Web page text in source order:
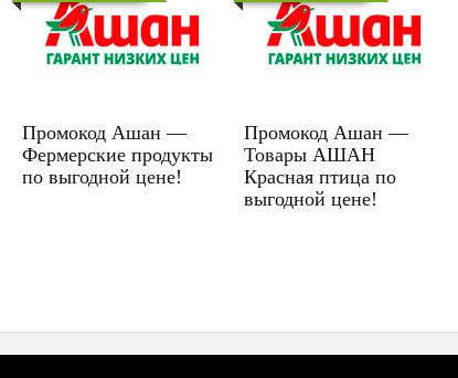
Промокод Ашан —
Фермерские продукты
по выгодной цене!
Промокод Ашан —
Товары АШАН
Красная птица по
выгодной цене!